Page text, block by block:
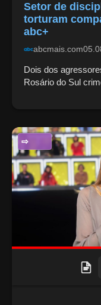
Setor de
torturam
abc+
abcmais.com
Dois dos
Rosário do Sul
ENTRETENIMENTO